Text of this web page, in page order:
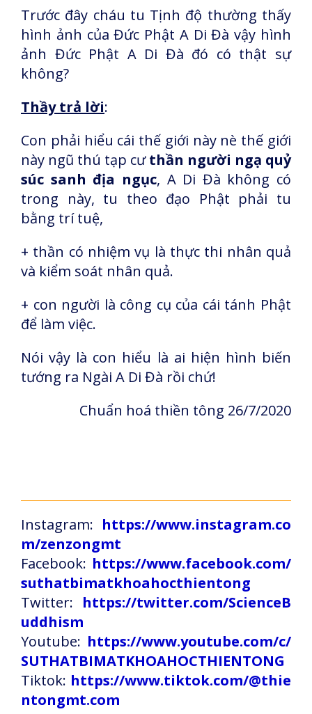
Trước đây cháu tu Tịnh độ thường thấy
hình ảnh của Đức Phật A Di Đà vậy hình
ảnh Đức Phật A Di Đà đó có thật sự
không?
Thầy trả lời:
Con phải hiểu cái thế giới này nè thế giới
này ngũ thú tạp cưthần người ngạ quỷ
súc sanh địa ngục, A Di Đà không có
trong này, tu theo đạo Phật phải tu
bằng trí tuệ,
+ thần có nhiệm vụ là thực thi nhân quả
và kiểm soát nhân quả.
+ con người là công cụ của cái tánh Phật
để làm việc.
Nói vậy là con hiểu là ai hiện hình biến
tướng ra Ngài A Di Đà rồi chứ!
Chuẩn hoá thiền tông 26/7/2020
Instagram: https://www.instagram.co
m/zenzongmt
Facebook: https://www.facebook.com/
suthatbimatkhoahocthientong
Twitter: https://twitter.com/ScienceB
uddhism
Youtube: https://www.youtube.com/c/
SUTHATBIMATKHOAHOCTHIENTONG
Tiktok: https://www.tiktok.com/@thie
ntongmt.com